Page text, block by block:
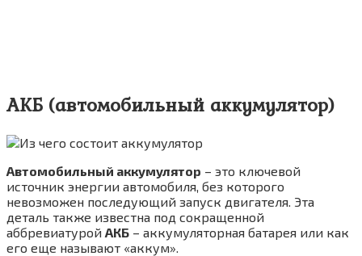
АКБ (автомобильный аккумулятор)
Автомобильный аккумулятор – это ключевой
источник энергии автомобиля, без которого
невозможен последующий запуск двигателя. Эта
деталь также известна под сокращенной
аббревиатурой АКБ – аккумуляторная батарея или как
его еще называют «аккум».